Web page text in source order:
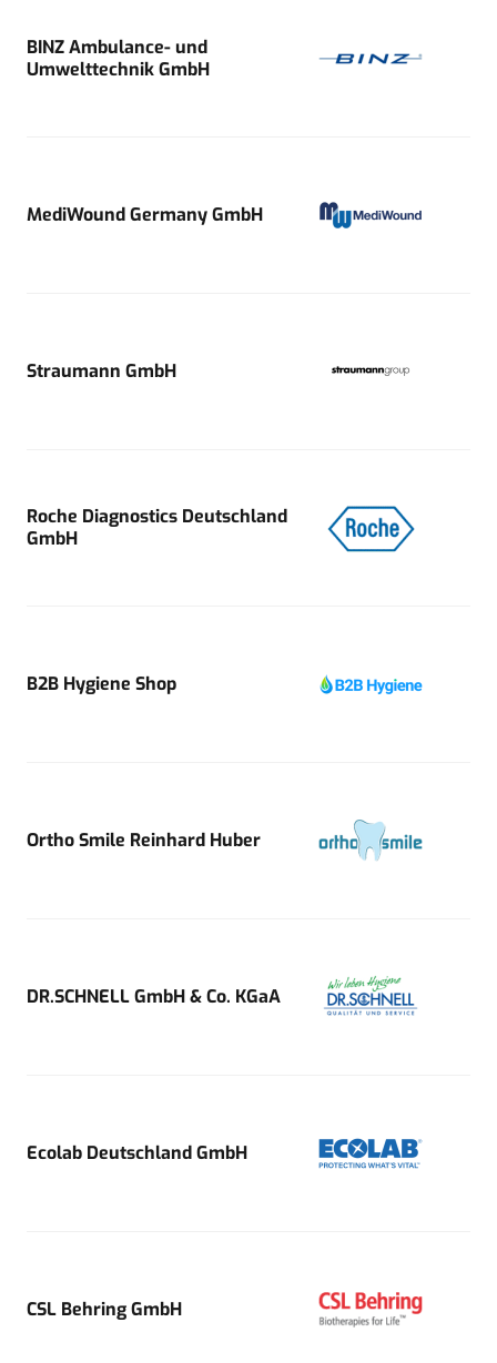
BINZ Ambulance- und
Umwelttechnik GmbH
MediWound Germany GmbH
Straumann GmbH
Roche Diagnostics Deutschland
GmbH
B2B Hygiene Shop
Ortho Smile Reinhard Huber
DR.SCHNELL GmbH & Co. KGaA
Ecolab Deutschland GmbH
CSL Behring GmbH